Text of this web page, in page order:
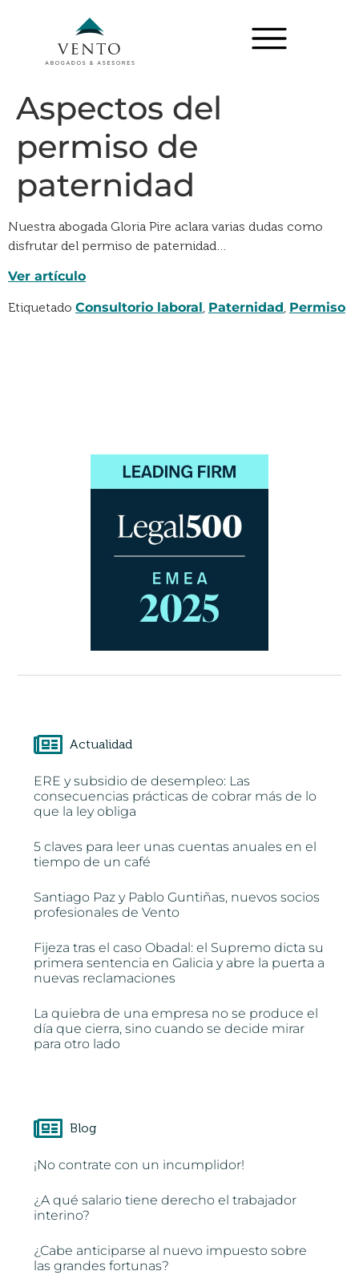
Aspectos del
permiso de
paternidad
Nuestra abogada Gloria Pire aclara varias dudas como
disfrutar del permiso de paternidad…
Ver artículo
Etiquetado Consultorio laboral Paternidad Permiso
Actualidad
ERE y subsidio de desempleo: Las
consecuencias prácticas de cobrar más de lo
que la ley obliga
5 claves para leer unas cuentas anuales en el
tiempo de un café
Santiago Paz y Pablo Guntiñas, nuevos socios
profesionales de Vento
Fijeza tras el caso Obadal: el Supremo dicta su
primera sentencia en Galicia y abre la puerta a
nuevas reclamaciones
La quiebra de una empresa no se produce el
día que cierra, sino cuando se decide mirar
para otro lado
Blog
¡No contrate con un incumplidor!
¿A qué salario tiene derecho el trabajador
interino?
¿Cabe anticiparse al nuevo impuesto sobre
las grandes fortunas?